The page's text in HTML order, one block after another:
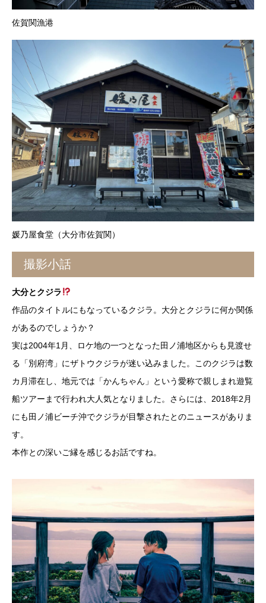
佐賀関漁港
媛乃屋食堂（大分市佐賀関）
撮影小話
大分とクジラ
作品のタイトルにもなっているクジラ。大分とクジラに何か関係
があるのでしょうか？
実は2004年1月、ロケ地の一つとなった田ノ浦地区からも見渡せ
る「別府湾」にザトウクジラが迷い込みました。このクジラは数
カ月滞在し、地元では「かんちゃん」という愛称で親しまれ遊覧
船ツアーまで行われ大人気となりました。さらには、2018年2月
にも田ノ浦ビーチ沖でクジラが目撃されたとのニュースがありま
す。
本作との深いご縁を感じるお話ですね。